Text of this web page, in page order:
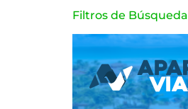
Filtros de Búsqueda